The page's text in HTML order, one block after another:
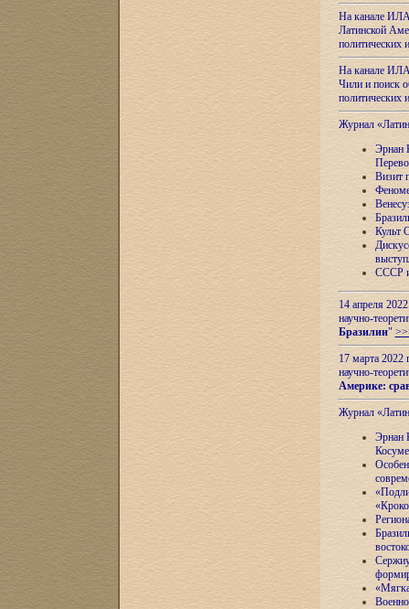
На канале
Латинской
На канале
Чили и поиск
Журнал
Эрнан
Визит
Культ
СССР и
14 апреля
научно-
Бразилии"
17 марта 2022
научно-
Америке:
Журнал
Эрнан